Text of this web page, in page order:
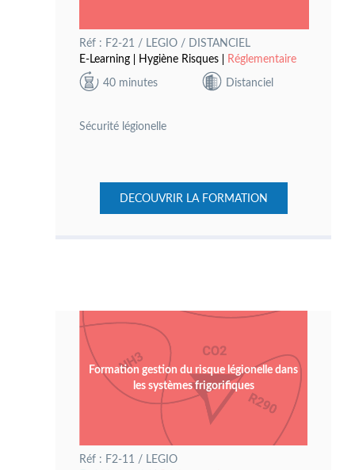
Réf : F2-21 / LEGIO / DISTANCIEL
E-Learning
Hygiène Risques Réglementaire
40 minutes Distanciel
Sécurité légionelle
DECOUVRIR LA FORMATION
Formation gestion du risque légionelle dans
les systèmes frigorifiques
Réf : F2-11 / LEGIO